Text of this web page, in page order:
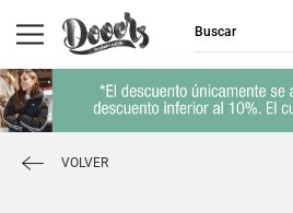
VOLVER